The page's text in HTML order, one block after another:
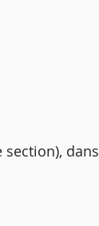
dans